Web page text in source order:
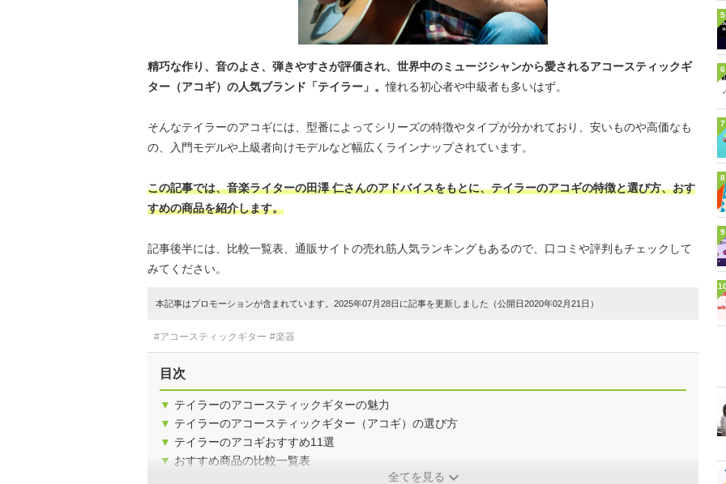
精巧な作り、音のよさ、弾きやすさが評価され、世界中のミュージシャンから愛されるアコースティックギ
ター（アコギ）の人気ブランド「テイラー」。憧れる初心者や中級者も多いはず。
そんなテイラーのアコギには、型番によってシリーズの特徴やタイプが分かれており、安いものや高価なも
の、入門モデルや上級者向けモデルなど幅広くラインナップされています。
この記事では、音楽ライターの田澤 仁さんのアドバイスをもとに、テイラーのアコギの特徴と選び方、おす
すめの商品を紹介します。
記事後半には、比較一覧表、通販サイトの売れ筋人気ランキングもあるので、口コミや評判もチェックして
みてください。
本記事はプロモーションが含まれています。2025年07月28日に記事を更新しました（公開日2020年02月21日）
#アコースティックギター #楽器
目次
▼ テイラーのアコースティックギターの魅力
▼ テイラーのアコースティックギター（アコギ）の選び方
▼ テイラーのアコギおすすめ11選
▼ おすすめ商品の比較一覧表
全てを見る
5
6
7
8
9